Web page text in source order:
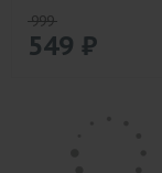
999
549 ₽